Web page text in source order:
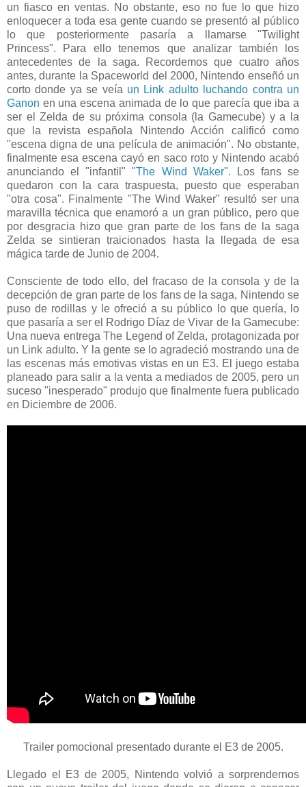
un fiasco en ventas. No obstante, eso no fue lo que hizo
enloquecer a toda esa gente cuando se presentó al público
lo que posteriormente pasaría a llamarse "Twilight
Princess". Para ello tenemos que analizar también los
antecedentes de la saga. Recordemos que cuatro años
antes, durante la Spaceworld del 2000, Nintendo enseñó un
corto donde ya se veía un Link adulto luchando contra un
Ganon en una escena animada de lo que parecía que iba a
ser el Zelda de su próxima consola (la Gamecube) y a la
que la revista española Nintendo Acción calificó como
"escena digna de una película de animación". No obstante,
finalmente esa escena cayó en saco roto y Nintendo acabó
anunciando el "infantil""The Wind Waker". Los fans se
quedaron con la cara traspuesta, puesto que esperaban
"otra cosa". Finalmente "The Wind Waker" resultó ser una
maravilla técnica que enamoró a un gran público, pero que
por desgracia hizo que gran parte de los fans de la saga
Zelda se sintieran traicionados hasta la llegada de esa
mágica tarde de Junio de 2004.
Consciente de todo ello, del fracaso de la consola y de la
decepción de gran parte de los fans de la saga, Nintendo se
puso de rodillas y le ofreció a su público lo que quería, lo
que pasaría a ser el Rodrigo Díaz de Vivar de la Gamecube:
Una nueva entrega The Legend of Zelda, protagonizada por
un Link adulto. Y la gente se lo agradeció mostrando una de
las escenas más emotivas vistas en un E3. El juego estaba
planeado para salir a la venta a mediados de 2005, pero un
suceso "inesperado" produjo que finalmente fuera publicado
en Diciembre de 2006.
Trailer pomocional presentado durante el E3 de 2005.
Llegado el E3 de 2005, Nintendo volvió a sorprendernos